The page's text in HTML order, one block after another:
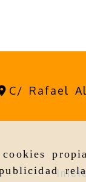
C/ Rafael